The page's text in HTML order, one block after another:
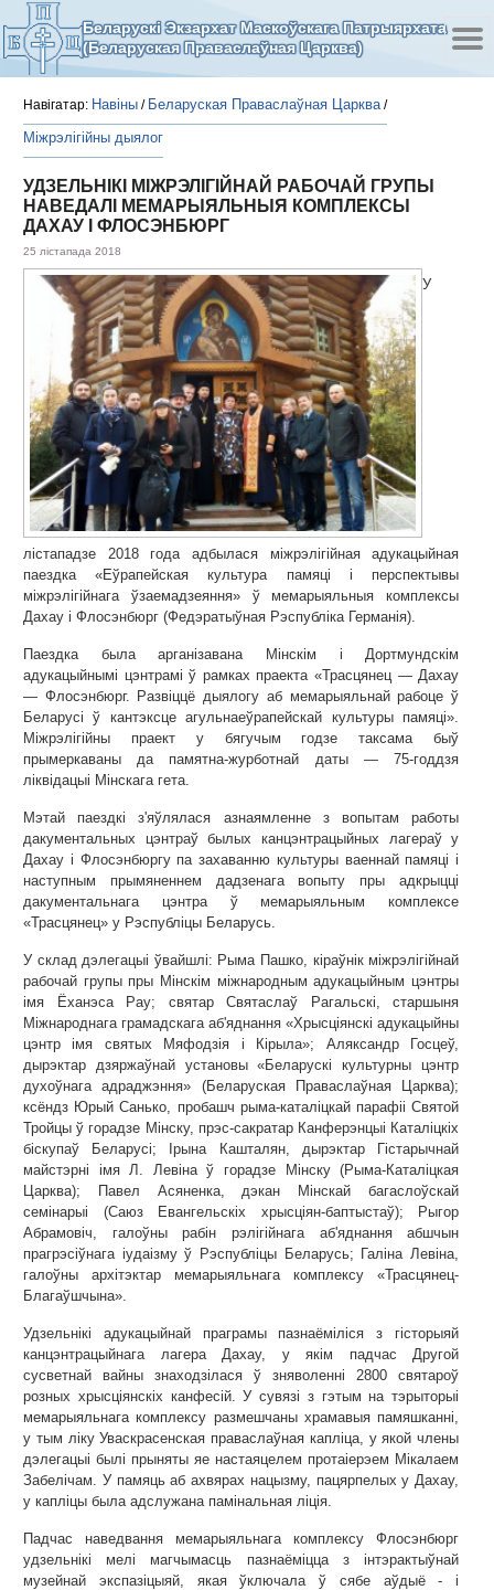
Беларускі Экзархат Маскоўскага Патрыярхата
(Беларуская Праваслаўная Царква)
Навігатар: Навіны / Беларуская Праваслаўная Царква/
Міжрэлігійны дыялог
УДЗЕЛЬНІКІ МІЖРЭЛІГІЙНАЙ РАБОЧАЙ ГРУПЫ
НАВЕДАЛІ МЕМАРЫЯЛЬНЫЯ КОМПЛЕКСЫ
ДАХАУ І ФЛОСЭНБЮРГ
25 лістапада 2018
У
лістападзе 2018 года адбылася міжрэлігійная адукацыйная
паездка «Еўрапейская культура памяці і перспектывы
міжрэлігійнага ўзаемадзеяння» ў мемарыяльныя комплексы
Дахау і Флосэнбюрг (Федэратыўная Рэспубліка Германія).
Паездка была арганізавана Мінскім і Дортмундскім
адукацыйнымі цэнтрамі ў рамках праекта «Трасцянец — Дахау
— Флосэнбюрг. Развіццё дыялогу аб мемарыяльнай рабоце ў
Беларусі ў кантэксце агульнаеўрапейскай культуры памяці».
Міжрэлігійны праект у бягучым годзе таксама быў
прымеркаваны да памятна-журботнай даты — 75-годдзя
ліквідацыі Мінскага гета.
Мэтай паездкі з'яўлялася азнаямленне з вопытам работы
дакументальных цэнтраў былых канцэнтрацыйных лагераў у
Дахау і Флосэнбюргу па захаванню культуры ваеннай памяці і
наступным прымяненнем дадзенага вопыту пры адкрыцці
дакументальнага цэнтра ў мемарыяльным комплексе
«Трасцянец» у Рэспубліцы Беларусь.
У склад дэлегацыі ўвайшлі: Рыма Пашко, кіраўнік міжрэлігійнай
рабочай групы пры Мінскім міжнародным адукацыйным цэнтры
імя Ёханэса Рау; святар Святаслаў Рагальскі, старшыня
Міжнароднага грамадскага аб'яднання «Хрысціянскі адукацыйны
цэнтр імя святых Мяфодзія і Кірыла»; Аляксандр Госцеў,
дырэктар дзяржаўнай установы «Беларускі культурны цэнтр
духоўнага адраджэння» (Беларуская Праваслаўная Царква);
ксёндз Юрый Санько, пробашч рыма-каталіцкай парафіі Святой
Тройцы ў горадзе Мінску, прэс-сакратар Канферэнцыі Каталіцкіх
біскупаў Беларусі; Ірына Кашталян, дырэктар Гістарычнай
майстэрні імя Л. Левіна ў горадзе Мінску (Рыма-Каталіцкая
Царква); Павел Асяненка, дэкан Мінскай багаслоўскай
семінарыі (Саюз Евангельскіх хрысціян-баптыстаў); Рыгор
Абрамовіч, галоўны рабін рэлігійнага аб'яднання абшчын
прагрэсіўнага іудаізму ў Рэспубліцы Беларусь; Галіна Левіна,
галоўны архітэктар мемарыяльнага комплексу «Трасцянец-
Благаўшчына».
Удзельнікі адукацыйнай праграмы пазнаёміліся з гісторыяй
канцэнтрацыйнага лагера Дахау, у якім падчас Другой
сусветнай вайны знаходзілася ў зняволенні 2800 святароў
розных хрысціянскіх канфесій. У сувязі з гэтым на тэрыторыі
мемарыяльнага комплексу размешчаны храмавыя памяшканні,
у тым ліку Уваскрасенская праваслаўная капліца, у якой члены
дэлегацыі былі прыняты яе настаяцелем протаіерэем Мікалаем
Забелічам. У памяць аб ахвярах нацызму, пацярпелых у Дахау,
у капліцы была адслужана памінальная ліція.
Падчас наведвання мемарыяльнага комплексу Флосэнбюрг
удзельнікі мелі магчымасць пазнаёміцца з інтэрактыўнай
музейнай экспазіцыяй, якая ўключала ў сябе аўдыё - і